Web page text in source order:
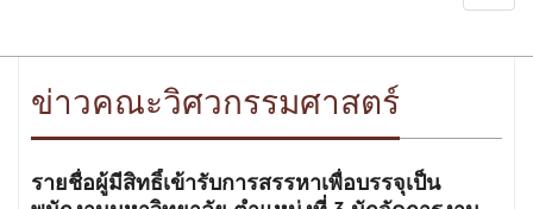
ข่าวคณะวิศวกรรมศาสตร์
รายชื่อผู้มีสิทธิ์เข้ารับการสรรหาเพื่อบรรจุเป็น